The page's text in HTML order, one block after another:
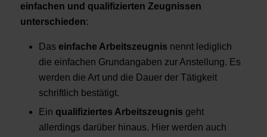
einfachen und qualifizierten Zeugnissen
unterschieden:
Das einfache Arbeitszeugnis nennt lediglich
die einfachen Grundangaben zur Anstellung. Es
werden die Art und die Dauer der Tätigkeit
schriftlich bestätigt.
Ein qualifiziertes Arbeitszeugnis geht
allerdings darüber hinaus. Hier werden auch